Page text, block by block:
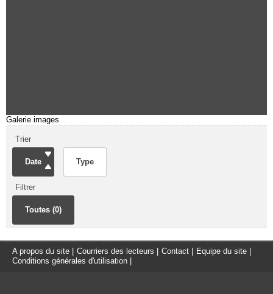
Galerie images
Trier
Date Type
Filtrer
Toutes (0)
A propos du site Courriers des lecteurs Contact Equipe du site
Conditions générales d'utilisation